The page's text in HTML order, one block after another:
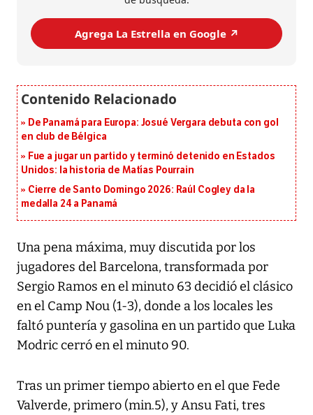
Agrega La Estrella en Google ↗️
De Panamá para Europa: Josué Vergara debuta con gol
en club de Bélgica
Fue a jugar un partido y terminó detenido en Estados
Unidos: la historia de Matías Pourrain
Cierre de Santo Domingo 2026: Raúl Cogley da la
medalla 24 a Panamá
Una pena máxima, muy discutida por los
jugadores del Barcelona, transformada por
Sergio Ramos en el minuto 63 decidió el clásico
en el Camp Nou (1-3), donde a los locales les
faltó puntería y gasolina en un partido que Luka
Modric cerró en el minuto 90.
Tras un primer tiempo abierto en el que Fede
Valverde, primero (min.5), y Ansu Fati, tres